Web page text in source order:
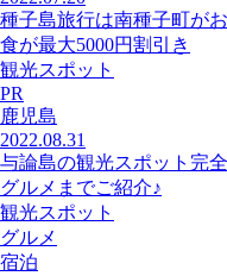
種子島旅行は南種子町が
食が最大5000円割引き
観光スポット
PR
鹿児島
2022.08.31
与論島の観光スポット完
グルメまでご紹介♪
観光スポット
グルメ
宿泊